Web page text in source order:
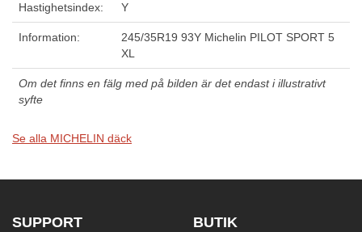
Hastighetsindex: Y
Information:
245/35R19 93Y Michelin PILOT SPORT 5
XL
Om det finns en fälg med på bilden är det endast i illustrativt
syfte
Se alla MICHELIN däck
SUPPORT BUTIK